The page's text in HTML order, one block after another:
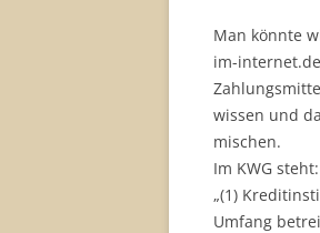
Man könnte
im-
wissen und
mischen.
Im KWG steht:
„(1)
Umfang